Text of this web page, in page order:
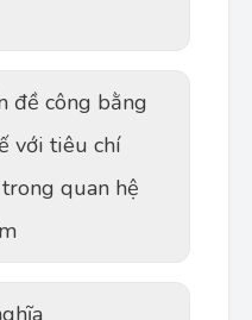
đề công bằng
với tiêu chí
quan hệ